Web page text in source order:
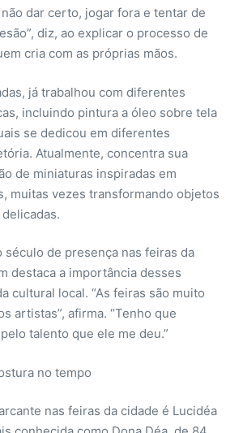
dar certo, jogar fora e tentar de
diz, ao explicar o processo de
cria com as próprias mãos.
já trabalhou com diferentes
incluindo pintura a óleo sobre tela
se dedicou em diferentes
Atualmente, concentra sua
de miniaturas inspiradas em
muitas vezes transformando objetos
século de presença nas feiras da
destaca a importância desses
cultural local. “As feiras são muito
artistas”, afirma. “Tenho que
talento que ele me deu.”
no tempo
nas feiras da cidade é Lucidéa